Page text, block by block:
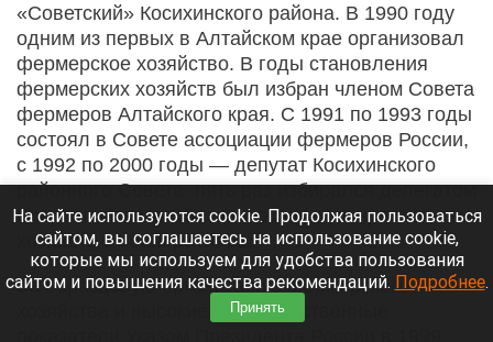
«Советский» Косихинского района. В 1990 году
одним из первых в Алтайском крае организовал
фермерское хозяйство. В годы становления
фермерских хозяйств был избран членом Совета
фермеров Алтайского края. С 1991 по 1993 годы
состоял в Совете ассоциации фермеров России,
с 1992 по 2000 годы — депутат Косихинского
районного Совета, пять раз избирался делегатом
Всероссийского Съезда Ассоциации крестьянских
хозяйств и кооперативов.
За образцовую организацию фермерского
хозяйства и высокие производственные
На сайте используются cookie. Продолжая пользоваться
сайтом, вы соглашаетесь на использование cookie,
которые мы используем для удобства пользования
сайтом и повышения качества рекомендаций. Подробнее.
Принять